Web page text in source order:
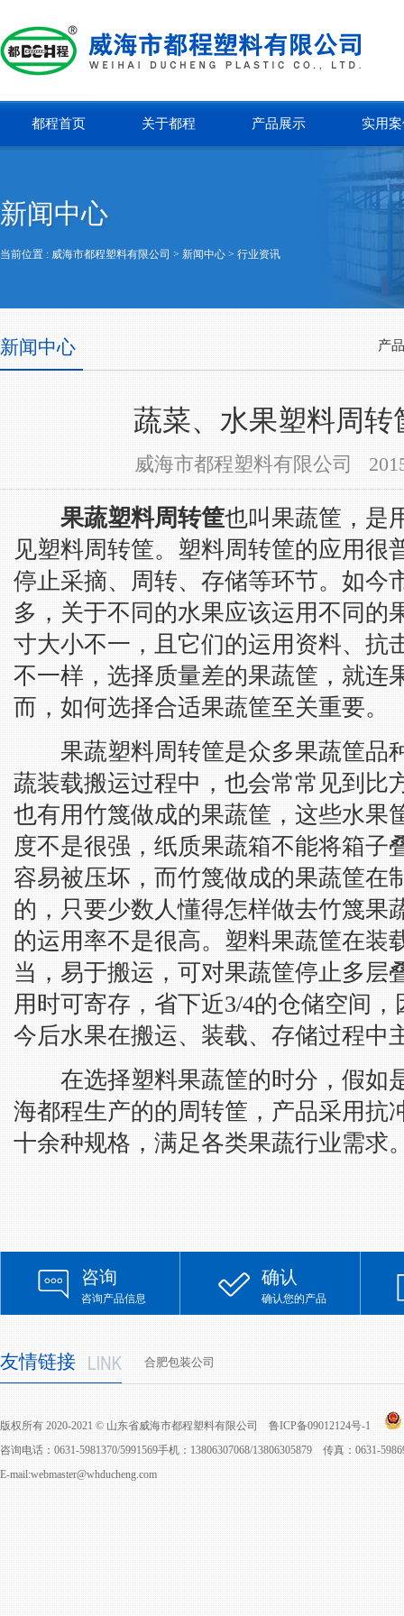
都程首页 关于都程 产品展示 实用
新闻中心
当前位置 : 威海市都程塑料有限公司 > 新闻中心 > 行业资讯
新闻中心 产
蔬菜、水果塑料周转
威海市都程塑料有限公司
果蔬塑料周转筐也叫果蔬筐，是
见塑料周转筐。塑料周转筐的应用很
停止采摘、周转、存储等环节。如今
多，关于不同的水果应该运用不同的
寸大小不一，且它们的运用资料、抗
不一样，选择质量差的果蔬筐，就连
而，如何选择合适果蔬筐至关重要。
果蔬塑料周转筐是众多果蔬筐品
蔬装载搬运过程中，也会常常见到比
也有用竹篾做成的果蔬筐，这些水果
度不是很强，纸质果蔬箱不能将箱子
容易被压坏，而竹篾做成的果蔬筐在
的，只要少数人懂得怎样做去竹篾果
的运用率不是很高。塑料果蔬筐在装
当，易于搬运，可对果蔬筐停止多层
用时可寄存，省下近3/4的仓储空间
今后水果在搬运、装载、存储过程中
在选择塑料果蔬筐的时分，假如
海都程生产的的周转筐，产品采用抗
十余种规格，满足各类果蔬行业需求
咨询
咨询产品信息
确认
确认您的产品
友情链接 合肥包装公司
版权所有 2020-2021 © 山东省威海市都程塑料有限公司 鲁ICP备09012124号-1
咨询电话：0631-5981370/5991569手机：13806307068/13806305879 传真：0631-
E-mail:webmaster@whducheng.com